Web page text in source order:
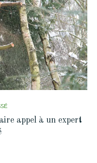
appel à un expert